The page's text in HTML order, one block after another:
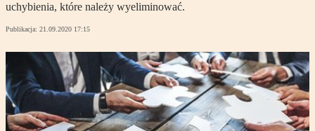
uchybienia, które należy wyeliminować.
Publikacja: 21.09.2020 17:15